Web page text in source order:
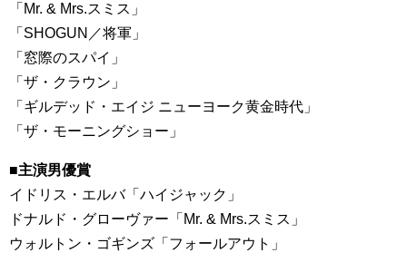
「Mr. & Mrs.スミス」
「SHOGUN／将軍」
「窓際のスパイ」
「ザ・クラウン」
「ギルデッド・エイジ ニューヨーク黄金時代」
「ザ・モーニングショー」
■主演男優賞
イドリス・エルバ「ハイジャック」
ドナルド・グローヴァー「Mr. & Mrs.スミス」
ウォルトン・ゴギンズ「フォールアウト」